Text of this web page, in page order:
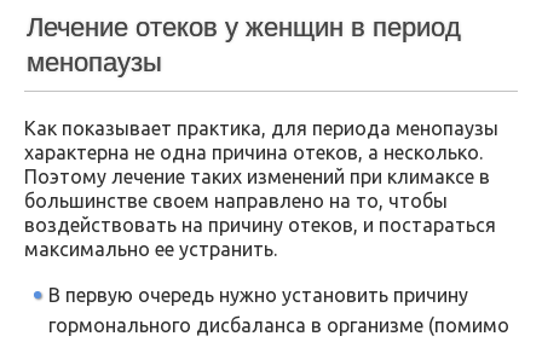
Лечение отеков у женщин в период
менопаузы
Как показывает практика, для периода менопаузы
характерна не одна причина отеков, а несколько.
Поэтому лечение таких изменений при климаксе в
большинстве своем направлено на то, чтобы
воздействовать на причину отеков, и постараться
максимально ее устранить.
В первую очередь нужно установить причину
гормонального дисбаланса в организме (помимо